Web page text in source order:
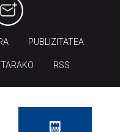
PUBLIZITATEA
RSS